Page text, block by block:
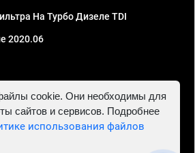
На Турбо Дизеле TDI
2020.06
Павлович. ИНН 781302555843,
cookie. Они необходимы для
сайтов и сервисов. Подробнее
использования файлов